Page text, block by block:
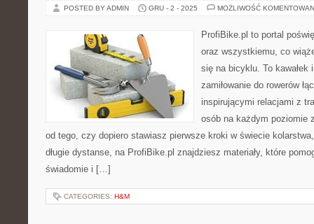
POSTED BY ADMIN GRU - 2 - 2025 MOŻLIWOŚĆ
ProfiBike.pl to portal
oraz wszystkiemu, co
się na bicyklu. To kawałek
zamiłowanie do rowerów
inspirującymi relacjami z
osób na każdym poziomie
od tego, czy dopiero stawiasz pierwsze kroki w świecie
długie dystanse, na ProfiBike.pl znajdziesz materiały, które
świadomie i […]
CATEGORIES: H&M